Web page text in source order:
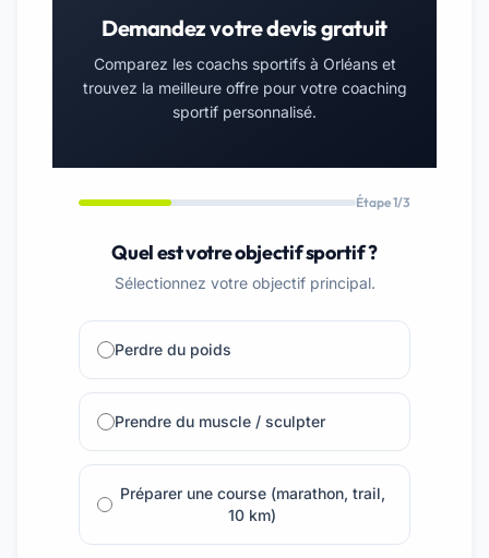
Demandez votre devis gratuit
Comparez les coachs sportifs à Orléans et
trouvez la meilleure offre pour votre coaching
sportif personnalisé.
Étape 1/3
Quel est votre objectif sportif ?
Sélectionnez votre objectif principal.
Perdre du poids
Prendre du muscle / sculpter
Préparer une course (marathon, trail,
10 km)